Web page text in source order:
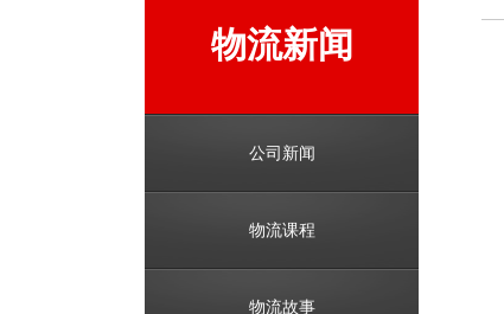
物流新闻
公司新闻
物流课程
物流故事